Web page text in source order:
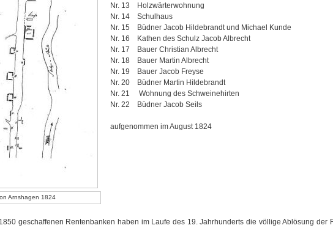
Arnshagen 1824
Nr. 13 Holzwärterwohnung
Nr. 14 Schulhaus
Nr. 15 Büdner Jacob Hildebrandt und Michael Kunde
Nr. 16 Kathen des Schulz Jacob Albrecht
Nr. 17 Bauer Christian Albrecht
Nr. 18 Bauer Martin Albrecht
Nr. 19 Bauer Jacob Freyse
Nr. 20 Büdner Martin Hildebrandt
Nr. 21 Wohnung des Schweinehirten
Nr. 22 Büdner Jacob Seils
aufgenommen im August 1824
geschaffenen Rentenbanken haben im Laufe des 19. Jahrhunderts die völlige Ablösung der